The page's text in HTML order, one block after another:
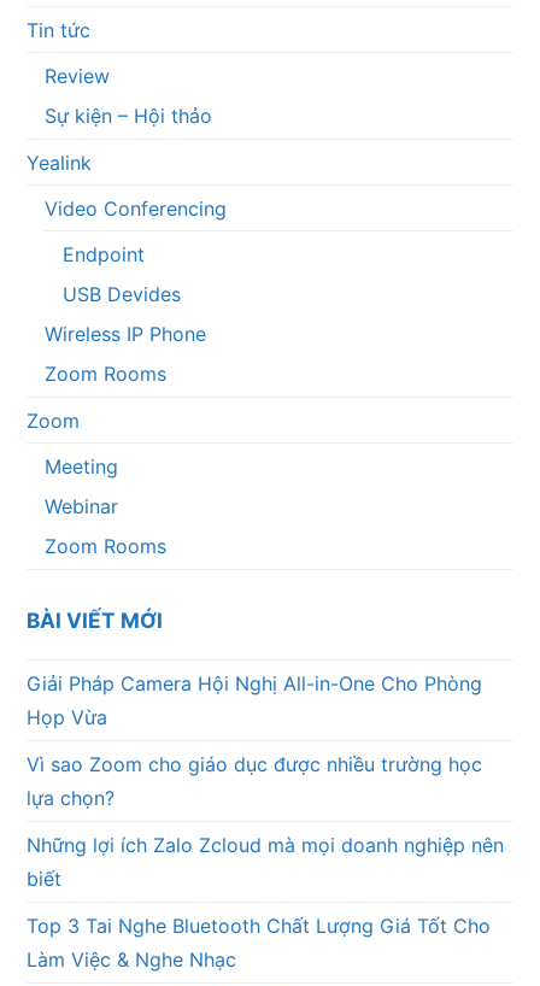
Tin tức
Review
Sự kiện – Hội thảo
Yealink
Video Conferencing
Endpoint
USB Devides
Wireless IP Phone
Zoom Rooms
Zoom
Meeting
Webinar
Zoom Rooms
BÀI VIẾT MỚI
Giải Pháp Camera Hội Nghị All-in-One Cho Phòng
Họp Vừa
Vì sao Zoom cho giáo dục được nhiều trường học
lựa chọn?
Những lợi ích Zalo Zcloud mà mọi doanh nghiệp nên
biết
Top 3 Tai Nghe Bluetooth Chất Lượng Giá Tốt Cho
Làm Việc & Nghe Nhạc